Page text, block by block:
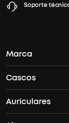
Soporte
Marca
La historia del
¿Dónde puedo
Cascos
Cascos Bluetooth
Auriculares